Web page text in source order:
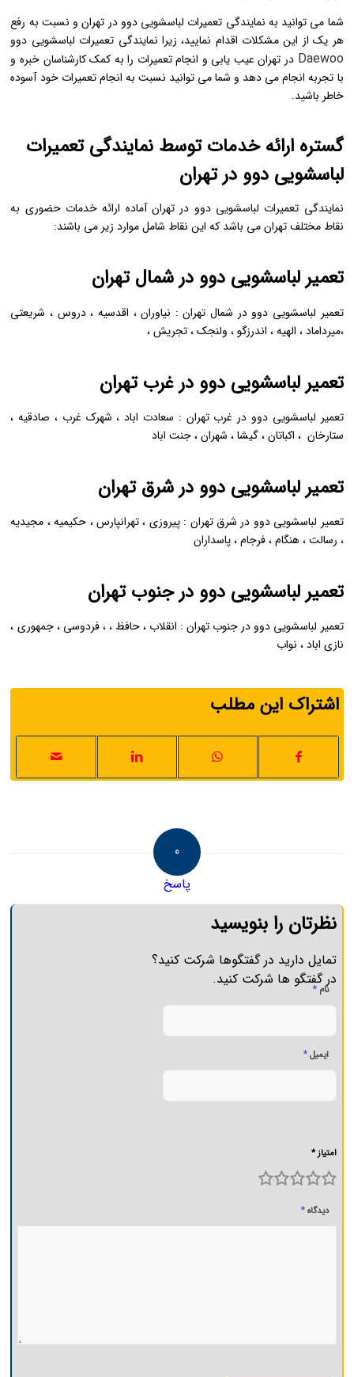
شما می توانید به نمایندگی تعمیرات لباسشویی دوو در تهران و نسبت به رفع
هر یک از این مشکلات اقدام نمایید، زیرا نمایندگی تعمیرات لباسشویی دوو
Daewoo در تهران عیب یابی و انجام تعمیرات را به کمک کارشناسان خبره و
با تجربه انجام می دهد و شما می توانید نسبت به انجام تعمیرات خود آسوده
خاطر باشید.
گستره ارائه خدمات توسط نمایندگی تعمیرات
لباسشویی دوو در تهران
نمایندگی تعمیرات لباسشویی دوو در تهران آماده ارائه خدمات حضوری به
نقاط مختلف تهران می باشد که این نقاط شامل موارد زیر می باشند:
تعمیر لباسشویی دوو در شمال تهران
تعمیر لباسشویی دوو در شمال تهران : نیاوران ، اقدسیه ، دروس ، شریعتی
،میرداماد ، الهیه ، اندرزگو ، ولنجک ، تجریش ،
تعمیر لباسشویی دوو در غرب تهران
تعمیر لباسشویی دوو در غرب تهران : سعادت اباد ، شهرک غرب ، صادقیه ،
ستارخان ، اکباتان ، گیشا ، شهران ، جنت اباد
تعمیر لباسشویی دوو در شرق تهران
تعمیر لباسشویی دوو در شرق تهران : پیروزی ، تهرانپارس ، حکیمیه ، مجیدیه
، رسالت ، هنگام ، فرجام ، پاسداران
تعمیر لباسشویی دوو در جنوب تهران
تعمیر لباسشویی دوو در جنوب تهران : انقلاب ، حافظ ، ، فردوسی ، جمهوری ،
نازی اباد ، نواب
اشتراک این مطلب
0
پاسخ
نظرتان را بنویسید
تمایل دارید در گفتگوها شرکت کنید؟
در گفتگو ها شرکت کنید.
نام*
ایمیل*
امتیاز *
4 3 2 1
دیدگاه*